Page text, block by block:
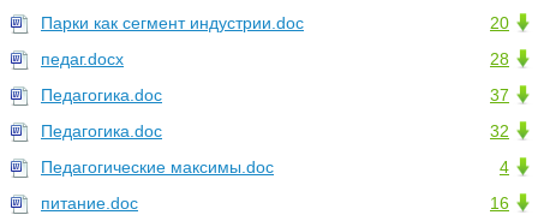
20
Парки как сегмент индустрии.doc
28
педаг.docx
37
Педагогика.doc
32
Педагогика.doc
4
Педагогические максимы.doc
16
питание.doc